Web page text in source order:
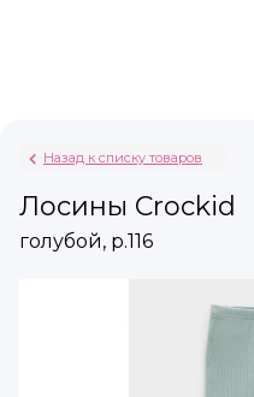
Назад к списку товаров
Лосины Crockid
голубой, р.116